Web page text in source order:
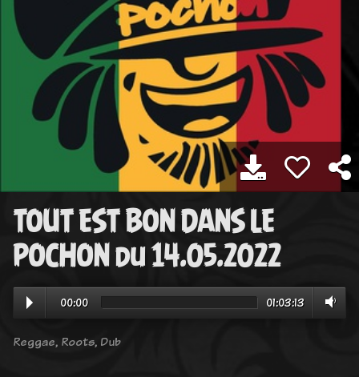
TOUT EST BON DANS LE
POCHON du 14.05.2022
00:00 01:03:13
Reggae, Roots, Dub